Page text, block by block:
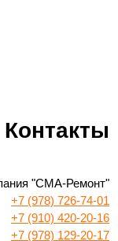
Контакты
"СМА-Ремонт"
+7 (978) 726-74-01
+7 (910) 420-20-16
+7 (978) 129-20-17